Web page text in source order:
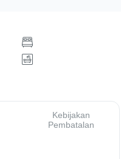
Kebijakan
Pembatalan